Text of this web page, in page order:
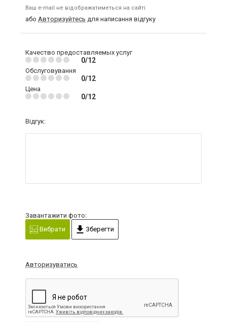
Ваш e-mail не відображатиметься на сайті
або Авторизуйтесь для написання відгуку
Качество предоставляемых услуг
0/12
Обслуговування
0/12
Цена
0/12
Відгук:
Завантажити фото:
Вибрати
Зберегти
Авторизуватись